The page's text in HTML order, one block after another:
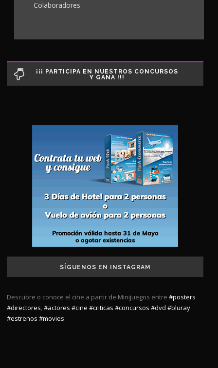
Colaboradores
¡¡¡ PARTICIPA EN NUESTROS CONCURSOS
Y GANA !!!
SÍGUENOS EN INSTAGRAM
Descubre o conoce el cine a partir de Minijuegos entre #posters
#directores,#actores #cine #criticas #concursos #dvd #bluray
#estrenos #movies